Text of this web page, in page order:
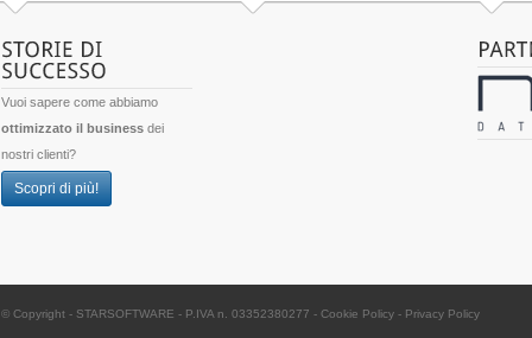
Vuoi sapere come abbiamo
ottimizzato il business dei
nostri clienti?
Scopri di più!
© Copyright - STARSOFTWARE - P.IVA n. 03352380277 - Cookie Policy - Privacy Policy